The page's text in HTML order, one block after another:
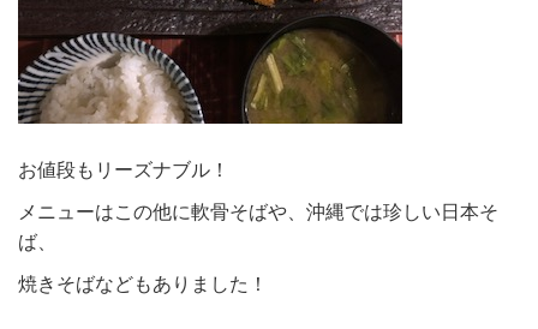
お値段もリーズナブル！
メニューはこの他に軟骨そばや、沖縄では珍しい日本そ
ば、
焼きそばなどもありました！